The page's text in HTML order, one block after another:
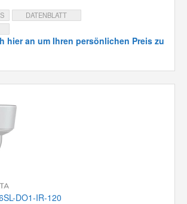
DATENBLATT
hier an um Ihren persönlichen Preis zu
DO1-IR-120